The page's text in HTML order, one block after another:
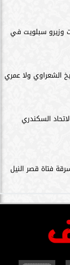
وزيرو سبلويت في
ولا عمري
السكندري
فتاة قصر النيل